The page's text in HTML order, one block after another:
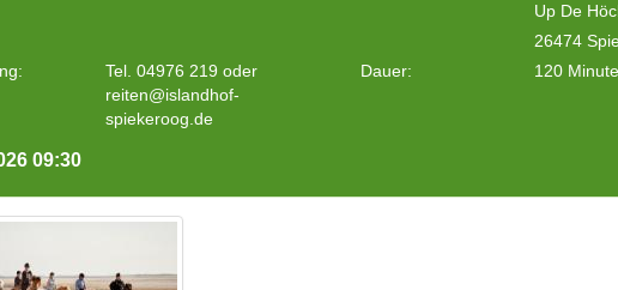
Up De
26474
Tel. 04976 219 oder
reiten@islandhof-
spiekeroog.de
Dauer: 120
09:30